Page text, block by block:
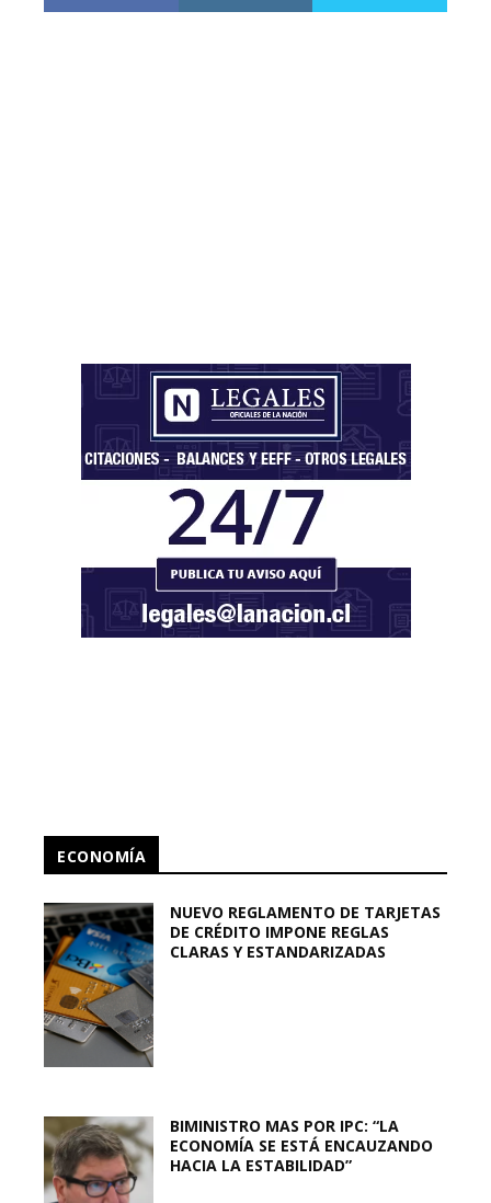
ECONOMÍA
NUEVO REGLAMENTO DE TARJETAS
DE CRÉDITO IMPONE REGLAS
CLARAS Y ESTANDARIZADAS
BIMINISTRO MAS POR IPC: “LA
ECONOMÍA SE ESTÁ ENCAUZANDO
HACIA LA ESTABILIDAD”